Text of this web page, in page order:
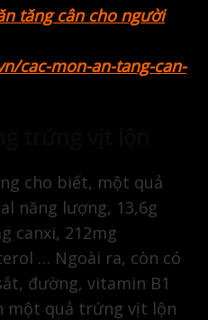
tăng cân cho người
cac-mon-an-tang-can-
cho biết, một quả
năng lượng, 13,6g
canxi, 212mg
… Ngoài ra, còn có
đường, vitamin B1
một quả trứng vịt lộn